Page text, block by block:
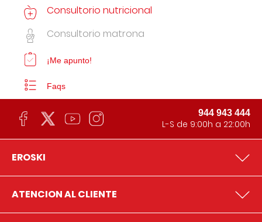
Consultorio nutricional
Consultorio matrona
¡Me apunto!
Faqs
944 943 444
L-S de 9:00h a 22:00h
EROSKI
ATENCION AL CLIENTE